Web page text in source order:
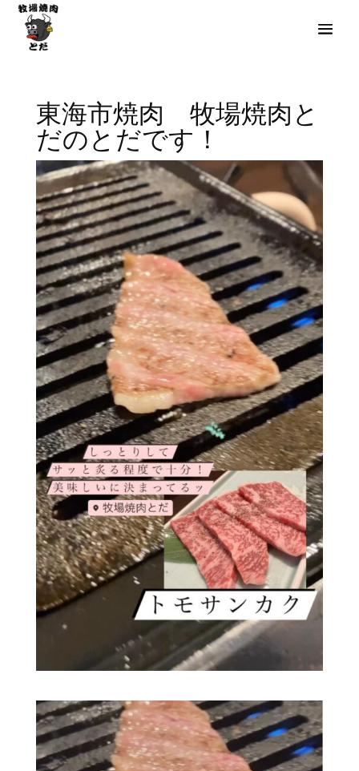
東海市焼肉 牧場焼肉と
だのとだです！